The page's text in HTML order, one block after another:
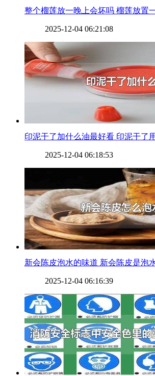
整个榴莲放一晚上会坏吗 榴莲放置
2025-12-04 06:21:08
印泥干了加什么油最好看 印泥干了
2025-12-04 06:18:53
新会陈皮泡水的味道 新会陈皮是泡
2025-12-04 06:16:39